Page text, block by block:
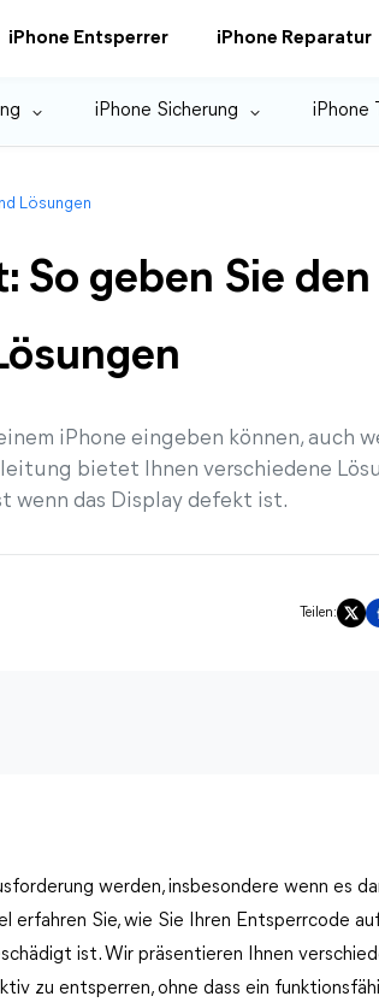
iPhone Entsperrer iPhone Reparatur
iPhone Sicherung iPhone
Lösungen
So geben Sie den
iPhone eingeben können, auch
bietet Ihnen verschiedene
wenn das Display defekt ist.
Teilen:
werden, insbesondere wenn es
erfahren Sie, wie Sie Ihren Entsperrcode
ist. Wir präsentieren Ihnen
zu entsperren, ohne dass ein